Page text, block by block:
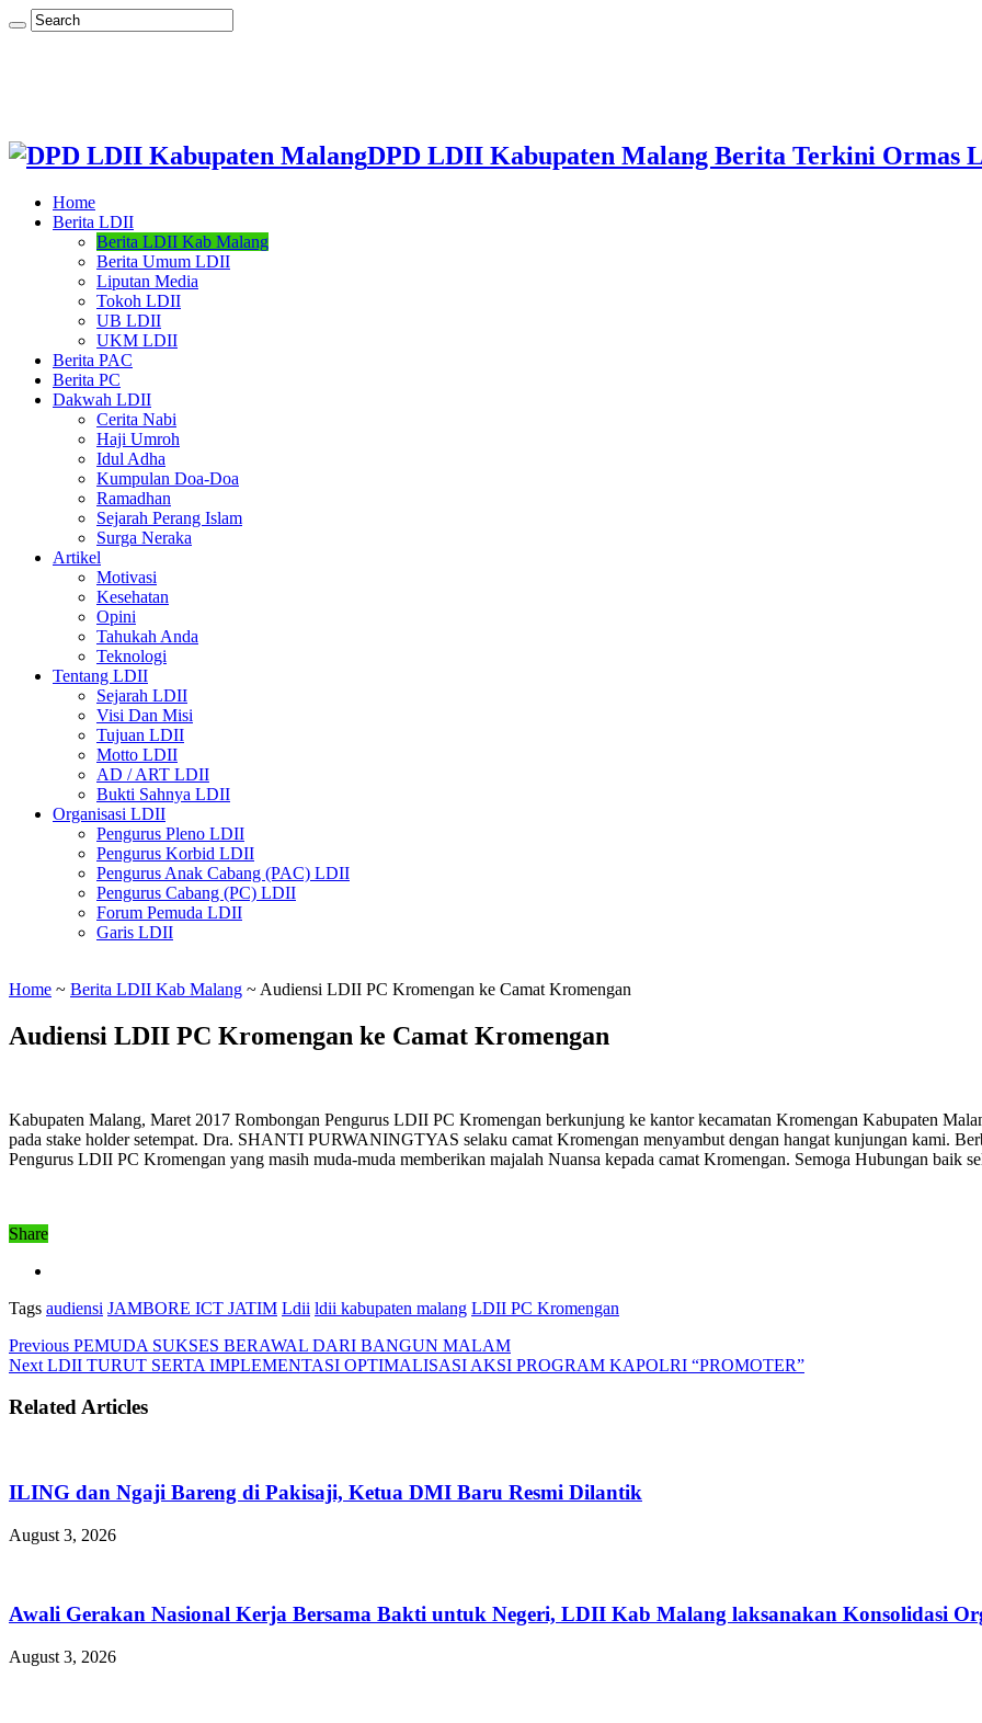
DPD LDII Kabupaten Malang Berita Terkini Ormas
Home
Berita LDII
Berita LDII Kab Malang
Berita Umum LDII
Liputan Media
Tokoh LDII
UB LDII
UKM LDII
Berita PAC
Berita PC
Dakwah LDII
Cerita Nabi
Haji Umroh
Idul Adha
Kumpulan Doa-Doa
Ramadhan
Sejarah Perang Islam
Surga Neraka
Artikel
Motivasi
Kesehatan
Opini
Tahukah Anda
Teknologi
Tentang LDII
Sejarah LDII
Visi Dan Misi
Tujuan LDII
Motto LDII
AD / ART LDII
Bukti Sahnya LDII
Organisasi LDII
Pengurus Pleno LDII
Pengurus Korbid LDII
Pengurus Anak Cabang (PAC) LDII
Pengurus Cabang (PC) LDII
Forum Pemuda LDII
Garis LDII
Home ~ Berita LDII Kab Malang ~ Audiensi LDII PC Kromengan ke Camat Kromengan
Audiensi LDII PC Kromengan ke Camat Kromengan
Kabupaten Malang, Maret 2017 Rombongan Pengurus LDII PC Kromengan berkunjung ke kantor kecamatan Kromengan Kabupaten
pada stake holder setempat. Dra. SHANTI PURWANINGTYAS selaku camat Kromengan menyambut dengan hangat kunjungan kami.
Pengurus LDII PC Kromengan yang masih muda-muda memberikan majalah Nuansa kepada camat Kromengan. Semoga Hubungan baik
Share
Tags audiensi JAMBORE ICT JATIM Ldii ldii kabupaten malang LDII PC Kromengan
Previous PEMUDA SUKSES BERAWAL DARI BANGUN MALAM
Next LDII TURUT SERTA IMPLEMENTASI OPTIMALISASI AKSI PROGRAM KAPOLRI “PROMOTER”
Related Articles
ILING dan Ngaji Bareng di Pakisaji, Ketua DMI Baru Resmi Dilantik
August 3, 2026
Awali Gerakan Nasional Kerja Bersama Bakti untuk Negeri, LDII Kab Malang laksanakan Konsolidasi
August 3, 2026